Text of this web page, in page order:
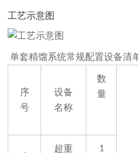
工艺示意图
单套精馏系统常规配置设备清
序
号
设备
名称
数
量
超重
1